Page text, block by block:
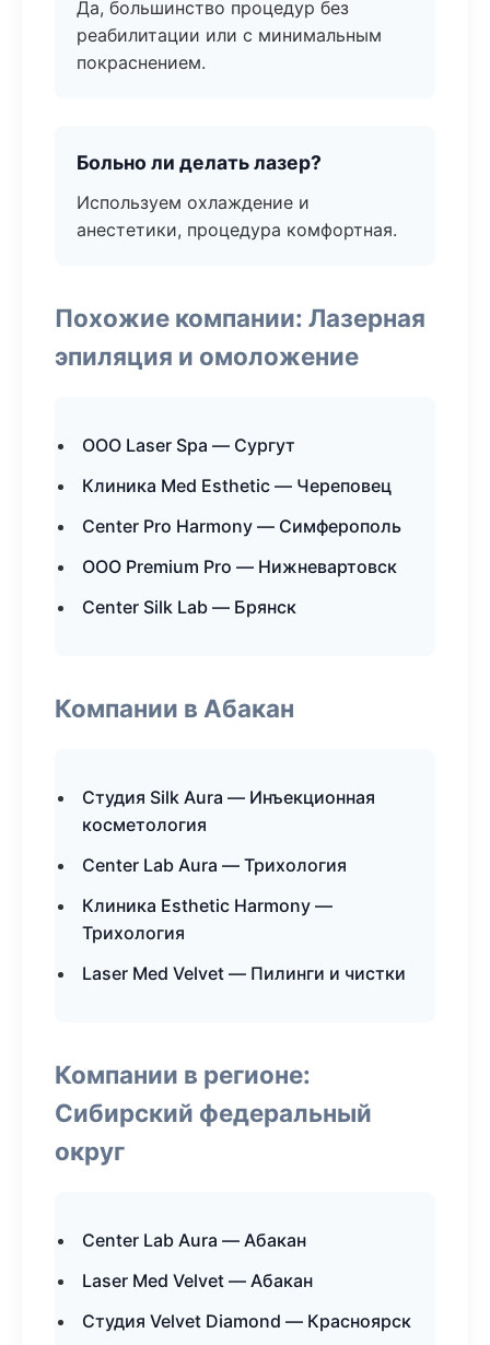
Да, большинство процедур без
реабилитации или с минимальным
покраснением.
Больно ли делать лазер?
Используем охлаждение и
анестетики, процедура комфортная.
Похожие компании: Лазерная
эпиляция и омоложение
ООО Laser Spa — Сургут
Клиника Med Esthetic — Череповец
Center Pro Harmony — Симферополь
ООО Premium Pro — Нижневартовск
Center Silk Lab — Брянск
Компании в Абакан
Студия Silk Aura — Инъекционная
косметология
Center Lab Aura — Трихология
Клиника Esthetic Harmony —
Трихология
Laser Med Velvet — Пилинги и чистки
Компании в регионе:
Сибирский федеральный
округ
Center Lab Aura — Абакан
Laser Med Velvet — Абакан
Студия Velvet Diamond — Красноярск